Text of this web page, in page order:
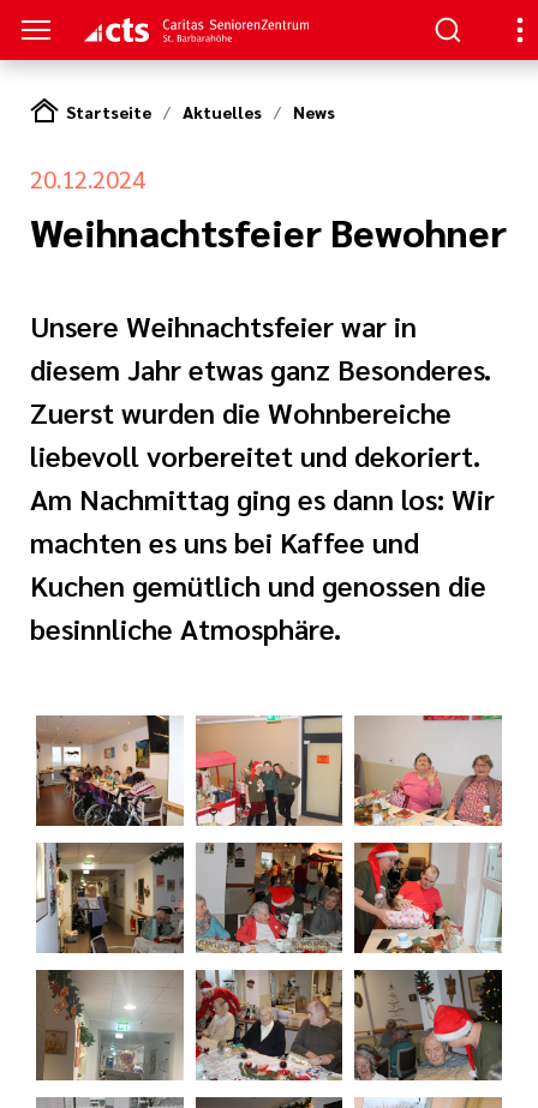
der cts
Pflege
II
Jahr
Startseite Aktuelles News
20.12.2024
Weihnachtsfeier Bewohner
Unsere Weihnachtsfeier war in
diesem Jahr etwas ganz Besonderes.
Zuerst wurden die Wohnbereiche
liebevoll vorbereitet und dekoriert.
Am Nachmittag ging es dann los: Wir
machten es uns bei Kaffee und
Kuchen gemütlich und genossen die
besinnliche Atmosphäre.